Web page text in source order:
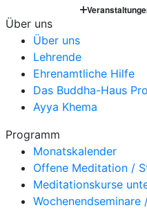
Über uns
Über uns
Lehrende
Ehrenamtliche Hilfe
Das Buddha-Haus
Ayya Khema
Programm
Monatskalender
Offene Meditation /
Meditationskurse
Wochenendseminare